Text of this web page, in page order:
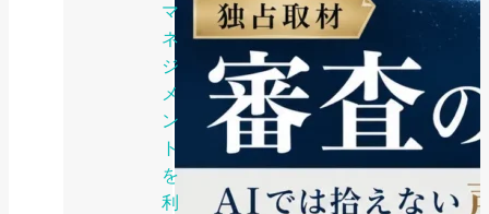
マ
ネ
ジ
メ
ン
ト
を
利